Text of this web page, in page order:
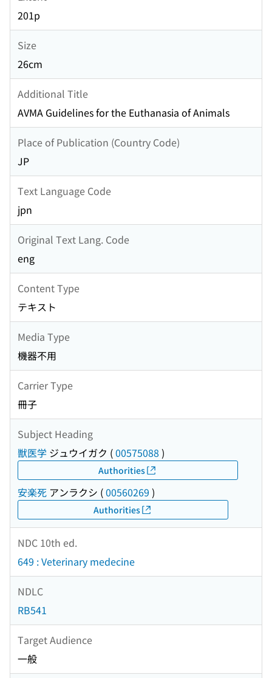
201p
Size
26cm
Additional Title
AVMA Guidelines for the Euthanasia of Animals
Place of Publication (Country Code)
JP
Text Language Code
jpn
Original Text Lang. Code
eng
Content Type
テキスト
Media Type
機器不用
Carrier Type
冊子
Subject Heading
獣医学 ジュウイガク (00575088 )
Authorities
安楽死 アンラクシ (00560269 )
Authorities
NDC 10th ed.
649 : Veterinary medecine
NDLC
RB541
Target Audience
一般